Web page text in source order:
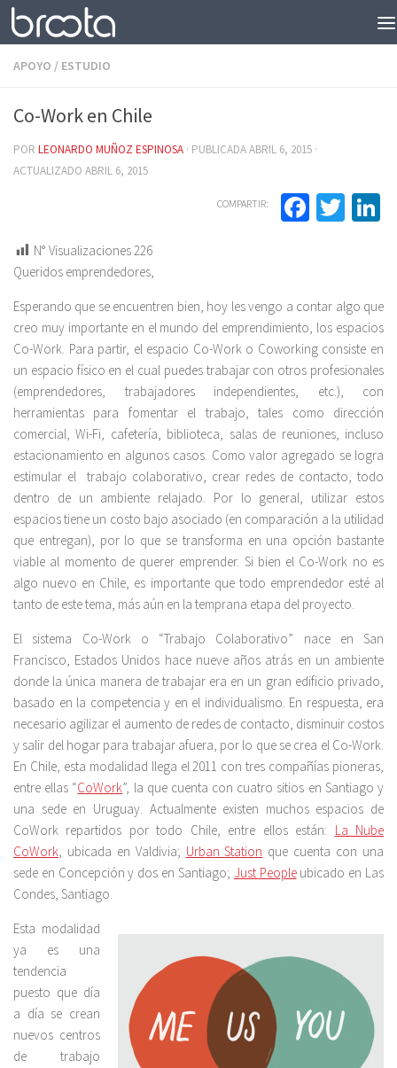
Saltar al contenido
APOYO / ESTUDIO
Co-Work en Chile
POR LEONARDO MUÑOZ ESPINOSA · PUBLICADAABRIL 6, 2015 ·
ACTUALIZADO ABRIL 6, 2015
COMPARTIR:
N° Visualizaciones226
Queridos emprendedores,
Esperando que se encuentren bien, hoy les vengo a contar algo que
creo muy importante en el mundo del emprendimiento, los espacios
Co-Work. Para partir, el espacio Co-Work o Coworking consiste en
un espacio físico en el cual puedes trabajar con otros profesionales
(emprendedores, trabajadores independientes, etc.), con
herramientas para fomentar el trabajo, tales como dirección
comercial, Wi-Fi, cafetería, biblioteca, salas de reuniones, incluso
estacionamiento en algunos casos. Como valor agregado se logra
estimular el trabajo colaborativo, crear redes de contacto, todo
dentro de un ambiente relajado. Por lo general, utilizar estos
espacios tiene un costo bajo asociado (en comparación a la utilidad
que entregan), por lo que se transforma en una opción bastante
viable al momento de querer emprender. Si bien el Co-Work no es
algo nuevo en Chile, es importante que todo emprendedor esté al
tanto de este tema, más aún en la temprana etapa del proyecto.
El sistema Co-Work o “Trabajo Colaborativo” nace en San
Francisco, Estados Unidos hace nueve años atrás en un ambiente
donde la única manera de trabajar era en un gran edificio privado,
basado en la competencia y en el individualismo. En respuesta, era
necesario agilizar el aumento de redes de contacto, disminuir costos
y salir del hogar para trabajar afuera, por lo que se crea el Co-Work.
En Chile, esta modalidad llega el 2011 con tres compañías pioneras,
entre ellas “CoWork”, la que cuenta con cuatro sitios en Santiago y
una sede en Uruguay. Actualmente existen muchos espacios de
CoWork repartidos por todo Chile, entre ellos están: La Nube
CoWork, ubicada en Valdivia; Urban Station que cuenta con una
sede en Concepción y dos en Santiago; Just Peopleubicado en Las
Condes, Santiago.
Esta modalidad
ya es una
tendencia
puesto que día
a día se crean
nuevos centros
de trabajo